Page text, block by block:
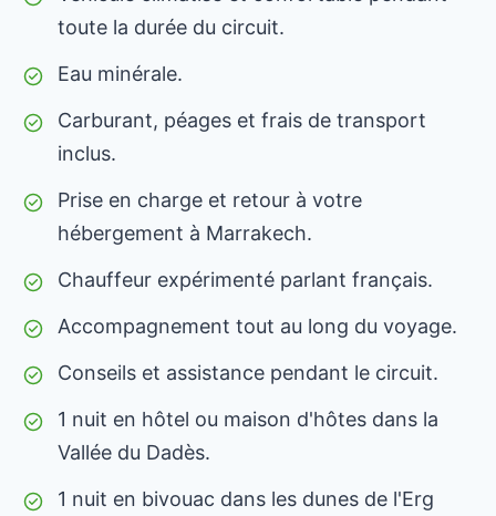
toute la durée du circuit.
Eau minérale.
Carburant, péages et frais de transport
inclus.
Prise en charge et retour à votre
hébergement à Marrakech.
Chauffeur expérimenté parlant français.
Accompagnement tout au long du voyage.
Conseils et assistance pendant le circuit.
1 nuit en hôtel ou maison d'hôtes dans la
Vallée du Dadès.
1 nuit en bivouac dans les dunes de l'Erg